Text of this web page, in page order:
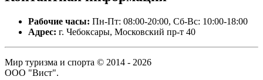
Рабочие часы: Пн-Пт: 08:00-20:00, Сб-Вс: 10:00-18:00
Адрес: г. Чебоксары, Московский пр-т 40
Мир туризма и спорта © 2014 - 2026
ООО "Вист".